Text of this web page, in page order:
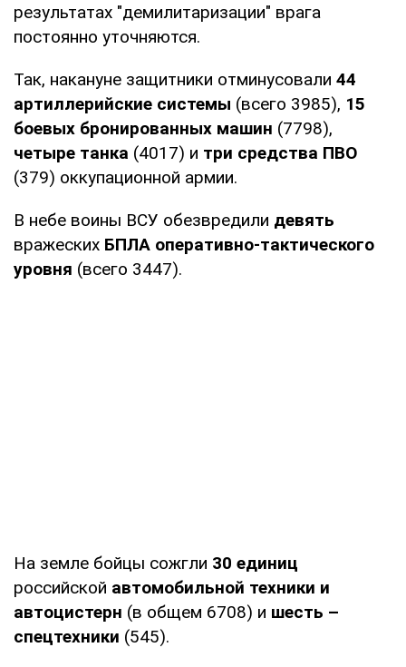
результатах "демилитаризации" врага
постоянно уточняются.
Так, накануне защитники отминусовали 44
артиллерийские системы (всего 3985), 15
боевых бронированных машин (7798),
четыре танка (4017) и три средства ПВО
(379) оккупационной армии.
В небе воины ВСУ обезвредили девять
вражеских БПЛА оперативно-тактического
уровня (всего 3447).
На земле бойцы сожгли 30 единиц
российской автомобильной техники и
автоцистерн (в общем 6708) и шесть –
спецтехники (545).